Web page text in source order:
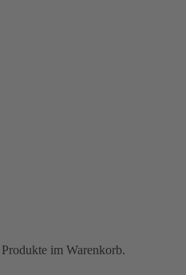
im Warenkorb.